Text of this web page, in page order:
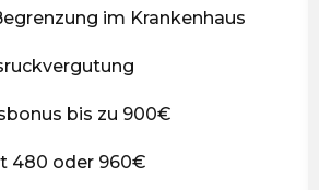
im Krankenhaus
bis zu 900€
480 oder 960€